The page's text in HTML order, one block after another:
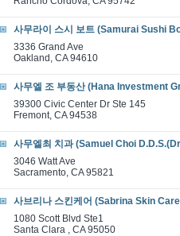
사무라이 스시 보트 (Samurai Sushi
3336 Grand Ave
Oakland, CA 94610
사무엘 조 부동산 (Hana Investment
39300 Civic Center Dr Ste 145
Fremont, CA 94538
사무엘최 치과 (Samuel Choi
3046 Watt Ave
Sacramento, CA 95821
사브리나 스킨케어 (Sabrina Skin
1080 Scott Blvd Ste1
Santa Clara , CA 95050